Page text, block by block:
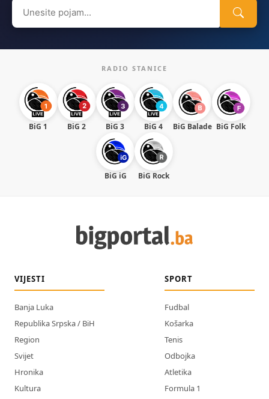
Search
for:
RADIO STANICE
BiG 1 BiG 2 BiG 3 BiG 4 BiG Balade BiG Folk
BiG iG BiG Rock
VIJESTI
Banja Luka
Republika Srpska / BiH
Region
Svijet
Hronika
Kultura
SPORT
Fudbal
Košarka
Tenis
Odbojka
Atletika
Formula 1